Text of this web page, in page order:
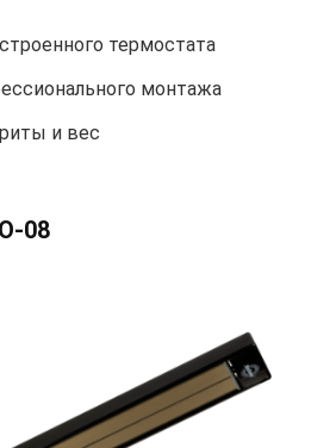
термостата
монтажа
и вес
08